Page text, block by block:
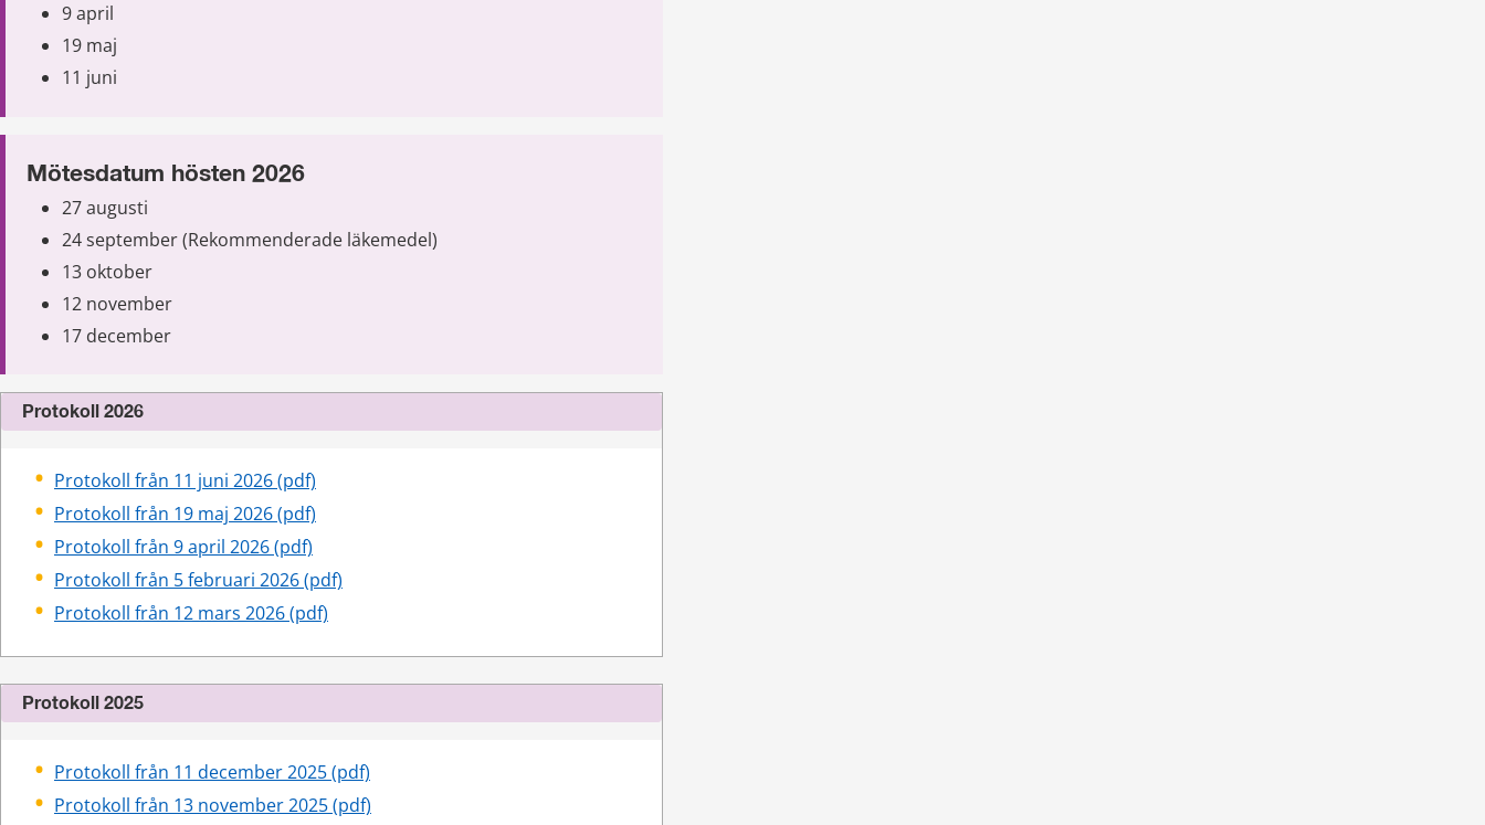
9 april
19 maj
11 juni
Mötesdatum hösten 2026
27 augusti
24 september (Rekommenderade läkemedel)
13 oktober
12 november
17 december
Protokoll 2026
Protokoll från 11 juni 2026 (pdf)
Protokoll från 19 maj 2026 (pdf)
Protokoll från 9 april 2026 (pdf)
Protokoll från 5 februari 2026 (pdf)
Protokoll från 12 mars 2026 (pdf)
Protokoll 2025
Protokoll från 11 december 2025 (pdf)
Protokoll från 13 november 2025 (pdf)